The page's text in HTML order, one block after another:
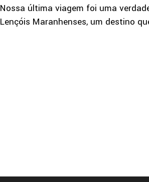
Nossa última viagem foi uma
Lençóis Maranhenses, um destino